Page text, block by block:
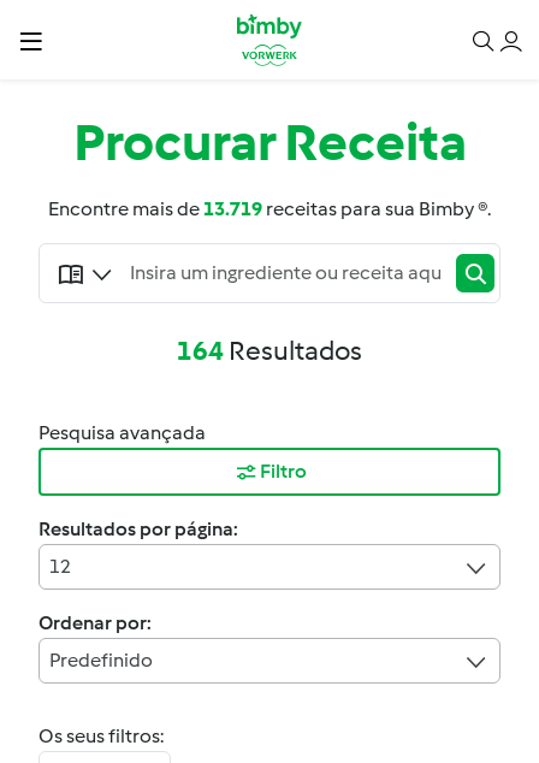
ProcurarReceita
Encontre mais de13.719 receitas para sua Bimby ®.
164 Resultados
Pesquisa avançada
Filtro
Resultados por página:
12
Ordenar por:
Predefinido
Os seus filtros: